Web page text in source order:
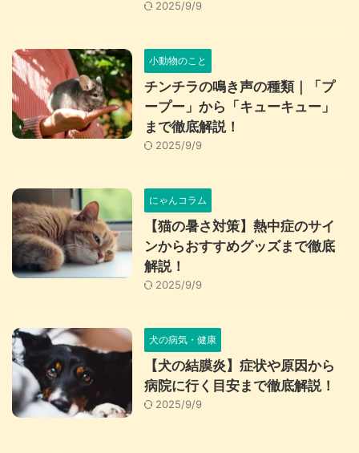
2025/9/9
小動物のこと
チンチラの鳴き声の種類｜「プ
ープー」から「キューキュー」
まで徹底解説！
2025/9/9
にゃんコラム
【猫の暑さ対策】熱中症のサイ
ンからおすすめグッズまで徹底
解説！
2025/9/9
犬の病気・健康
【犬の結膜炎】症状や原因から
病院に行く目安まで徹底解説！
2025/9/9